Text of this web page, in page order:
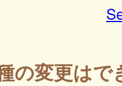
変更はで